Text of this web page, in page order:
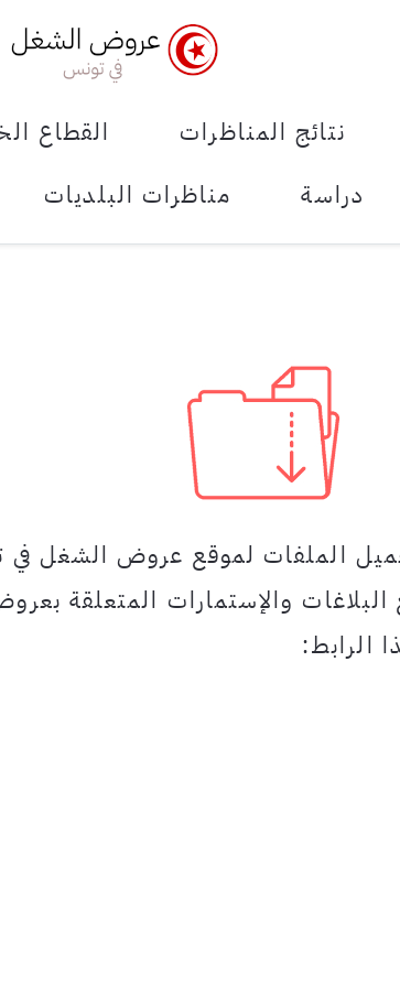
نتائج المناظرات القطاع
دراسة
مناظرات البلديات
الملفات لموقع عروض الشغل
والإستمارات المتعلقة
الرابط: